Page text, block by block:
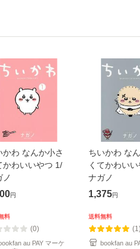
かわ なんか小さ
かわいいやつ 1/
ノ
円
料
(0)
au PAY マーケ
ちいかわ な
くてかわい
ナガノ
1,375円
送料無料
bookfan au